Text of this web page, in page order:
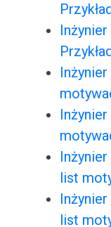
list
list